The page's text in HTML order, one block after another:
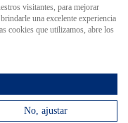
visitantes, para mejorar
una excelente experiencia
cookies que utilizamos, abre los
No, ajustar